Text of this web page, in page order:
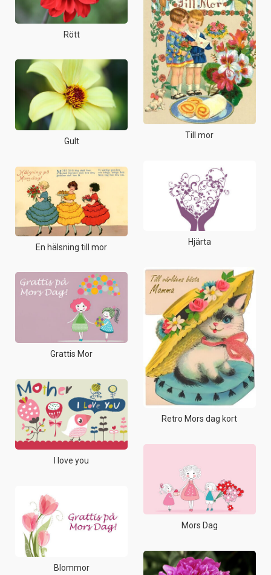
Rött
Gult
En hälsning till mor
Grattis Mor
I love you
Blommor
Till mor
Hjärta
Retro Mors dag kort
Mors Dag